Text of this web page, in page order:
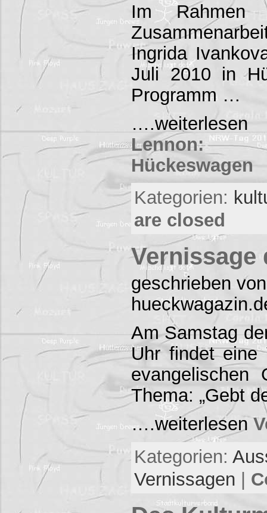
Im Rahmen
Ingrida
Juli 2010 in
Programm …
Lennon:
Hückeswagen
Kategorien:
are closed
Vernissage
geschrieben
Am Samstag
Uhr findet eine
evangelischen
Thema: „Gebt
….weiterlesen
Kategorien:
Vernissagen |